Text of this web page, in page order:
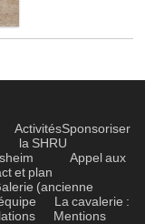
ActivitésSponsoriser
la SHRU
Appel aux
et plan
(ancienne
La cavalerie :
Mentions